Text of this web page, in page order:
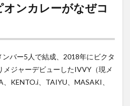
ンカレーがなぜコ
バー5人で結成、2018年にビクタ
メジャーデビューしたIVVY（現メ
KENTO.i、TAIYU、MASAKI、